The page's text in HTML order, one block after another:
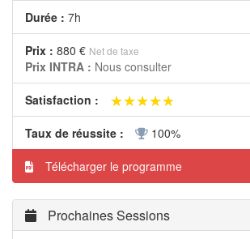
Durée : 7h
Prix : 880 € Net de taxe
Prix INTRA : Nous consulter
Satisfaction : ★★★★★
★★★★★
Taux de réussite : 100%
Télécharger le programme
Prochaines Sessions